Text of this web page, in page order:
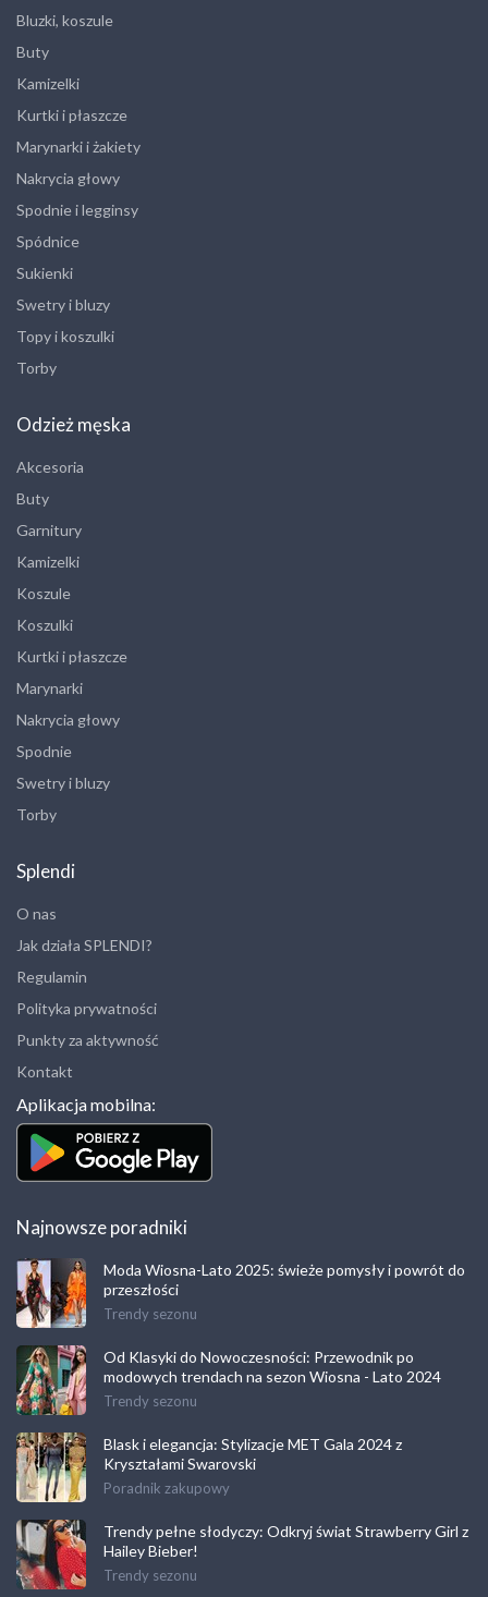
Bluzki, koszule
Buty
Kamizelki
Kurtki i płaszcze
Marynarki i żakiety
Nakrycia głowy
Spodnie i legginsy
Spódnice
Sukienki
Swetry i bluzy
Topy i koszulki
Torby
Odzież męska
Akcesoria
Buty
Garnitury
Kamizelki
Koszule
Koszulki
Kurtki i płaszcze
Marynarki
Nakrycia głowy
Spodnie
Swetry i bluzy
Torby
Splendi
O nas
Jak działa SPLENDI?
Regulamin
Polityka prywatności
Punkty za aktywność
Kontakt
Aplikacja mobilna:
Najnowsze poradniki
Moda Wiosna-Lato 2025: świeże pomysły i powrót do
przeszłości
Trendy sezonu
Od Klasyki do Nowoczesności: Przewodnik po
modowych trendach na sezon Wiosna - Lato 2024
Trendy sezonu
Blask i elegancja: Stylizacje MET Gala 2024 z
Kryształami Swarovski
Poradnik zakupowy
Trendy pełne słodyczy: Odkryj świat Strawberry Girl z
Hailey Bieber!
Trendy sezonu